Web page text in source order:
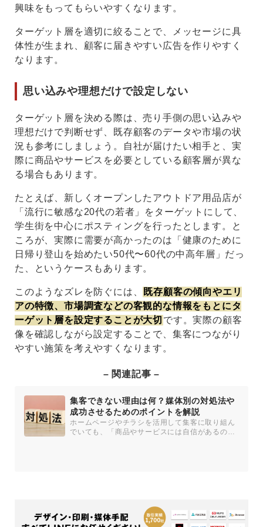
興味をもってもらいやすくなります。
ターゲット層を適切に絞ることで、メッセージに具
体性が生まれ、顧客に届きやすい広告を作りやすく
なります。
思い込みや理想だけで設定しない
ターゲット層を決める際は、売り手側の思い込みや
理想だけで判断せず、既存顧客のデータや市場の状
況も参考にしましょう。自社が届けたい相手と、実
際に商品やサービスを必要としている顧客層が異な
る場合もあります。
たとえば、新しくオープンしたアウトドア用品店が
「流行に敏感な20代の若者」をターゲットにして、
学生街を中心にポスティングを行ったとします。と
ころが、実際に需要が高かったのは「健康のために
日帰り登山を始めたい50代〜60代の中高年層」だっ
た、というケースもあります。
このようなズレを防ぐには、 既存顧客の傾向やエリ
アの特徴、市場調査などの客観的な情報をもとにタ
ーゲット層を設定することが大切 です。実際の顧客
像を確認しながら設定することで、集客につながり
やすい施策を考えやすくなります。
– 関連記事 –
集客できない理由は何？媒体別の対処法や
成功させるためのポイントを解説
ホームページやチラシを活用して集客に取り組ん
でいても、「商品やサービスには自信があるの